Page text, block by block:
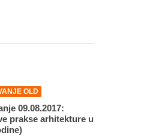
OLD
09.08.2017:
prakse arhitekture u